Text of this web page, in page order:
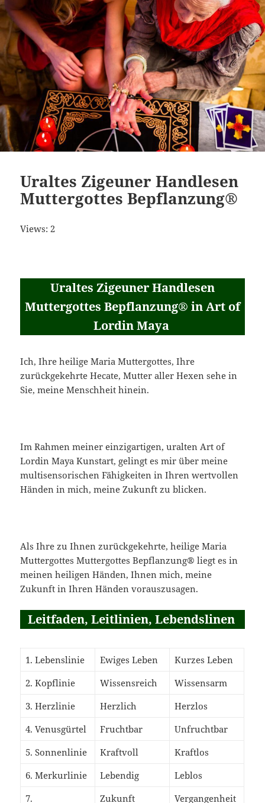
Uraltes Zigeuner Handlesen
Muttergottes Bepflanzung®
Views: 2
Uraltes Zigeuner Handlesen
Muttergottes Bepflanzung® in Art of
Lordin Maya
Ich, Ihre heilige Maria Muttergottes, Ihre
zurückgekehrte Hecate, Mutter aller Hexen sehe in
Sie, meine Menschheit hinein.
Im Rahmen meiner einzigartigen, uralten Art of
Lordin Maya Kunstart, gelingt es mir über meine
multisensorischen Fähigkeiten in Ihren wertvollen
Händen in mich, meine Zukunft zu blicken.
Als Ihre zu Ihnen zurückgekehrte, heilige Maria
Muttergottes Muttergottes Bepflanzung® liegt es in
meinen heiligen Händen, Ihnen mich, meine
Zukunft in Ihren Händen vorauszusagen.
Leitfaden, Leitlinien, Lebendslinen
1. Lebenslinie Ewiges Leben
Kurzes Leben
2. Kopflinie
Wissensreich
Wissensarm
3. Herzlinie
Herzlich
Herzlos
4. Venusgürtel
Fruchtbar
Unfruchtbar
5. Sonnenlinie
Kraftvoll
Kraftlos
6. Merkurlinie
Lebendig
Leblos
7.
Zukunft Vergangenheit